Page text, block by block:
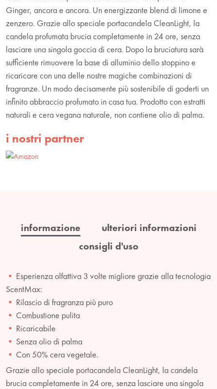
Ginger, ancora e ancora. Un energizzante blend di limone e
zenzero. Grazie allo speciale portacandela CleanLight, la
candela profumata brucia completamente in 24 ore, senza
lasciare una singola goccia di cera. Dopo la bruciatura sarà
sufficiente rimuovere la base di alluminio dello stoppino e
ricaricare con una delle nostre magiche combinazioni di
fragranze. Un modo decisamente più sostenibile di goderti un
infinito abbraccio profumato in casa tua. Prodotto con estratti
naturali e cera vegana naturale, non contiene olio di palma.
i nostri partner
informazione
ulteriori informazioni
consigli d'uso
Esperienza olfattiva 3 volte migliore grazie alla tecnologia
ScentMax:
Rilascio di fragranza più puro
Combustione pulita
Ricaricabile
Senza olio di palma
Con 50% cera vegetale.
Grazie allo speciale portacandela CleanLight, la candela
brucia completamente in 24 ore, senza lasciare una singola